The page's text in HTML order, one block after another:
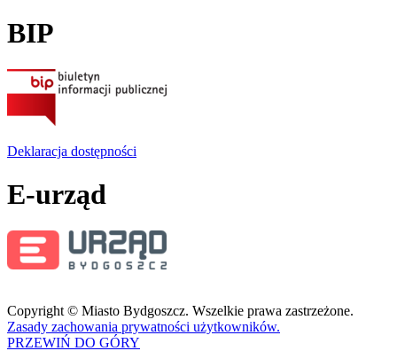
BIP
Deklaracja dostępności
E-urząd
Copyright © Miasto Bydgoszcz. Wszelkie prawa zastrzeżone.
Zasady zachowania prywatności użytkowników.
PRZEWIŃ DO GÓRY